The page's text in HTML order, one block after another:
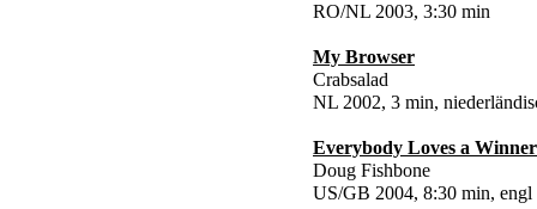
RO/NL 2003, 3:30 min
My Browser
Crabsalad
NL 2002, 3 min,
Everybody Loves a Winner
Doug Fishbone
US/GB 2004, 8:30 min, engl